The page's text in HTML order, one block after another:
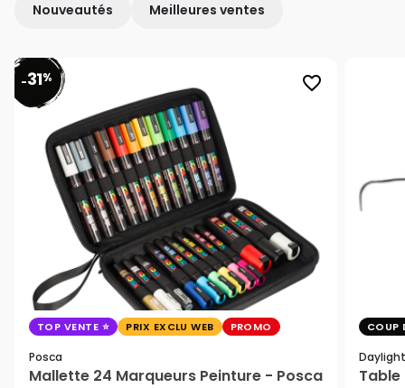
Nouveautés Meilleures ventes
favorite_border
-31%
TOP VENTE PRIX EXCLU WEB PROMO
Posca
Mallette 24 Marqueurs Peinture - Posca
COUP
Daylight
Table